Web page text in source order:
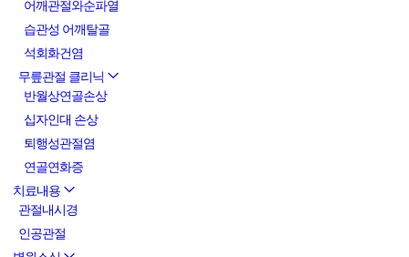
어깨관절와순파열
습관성 어깨탈골
석회화건염
무릎관절 클리닉
반월상연골손상
십자인대 손상
퇴행성관절염
연골연화증
치료내용
관절내시경
인공관절